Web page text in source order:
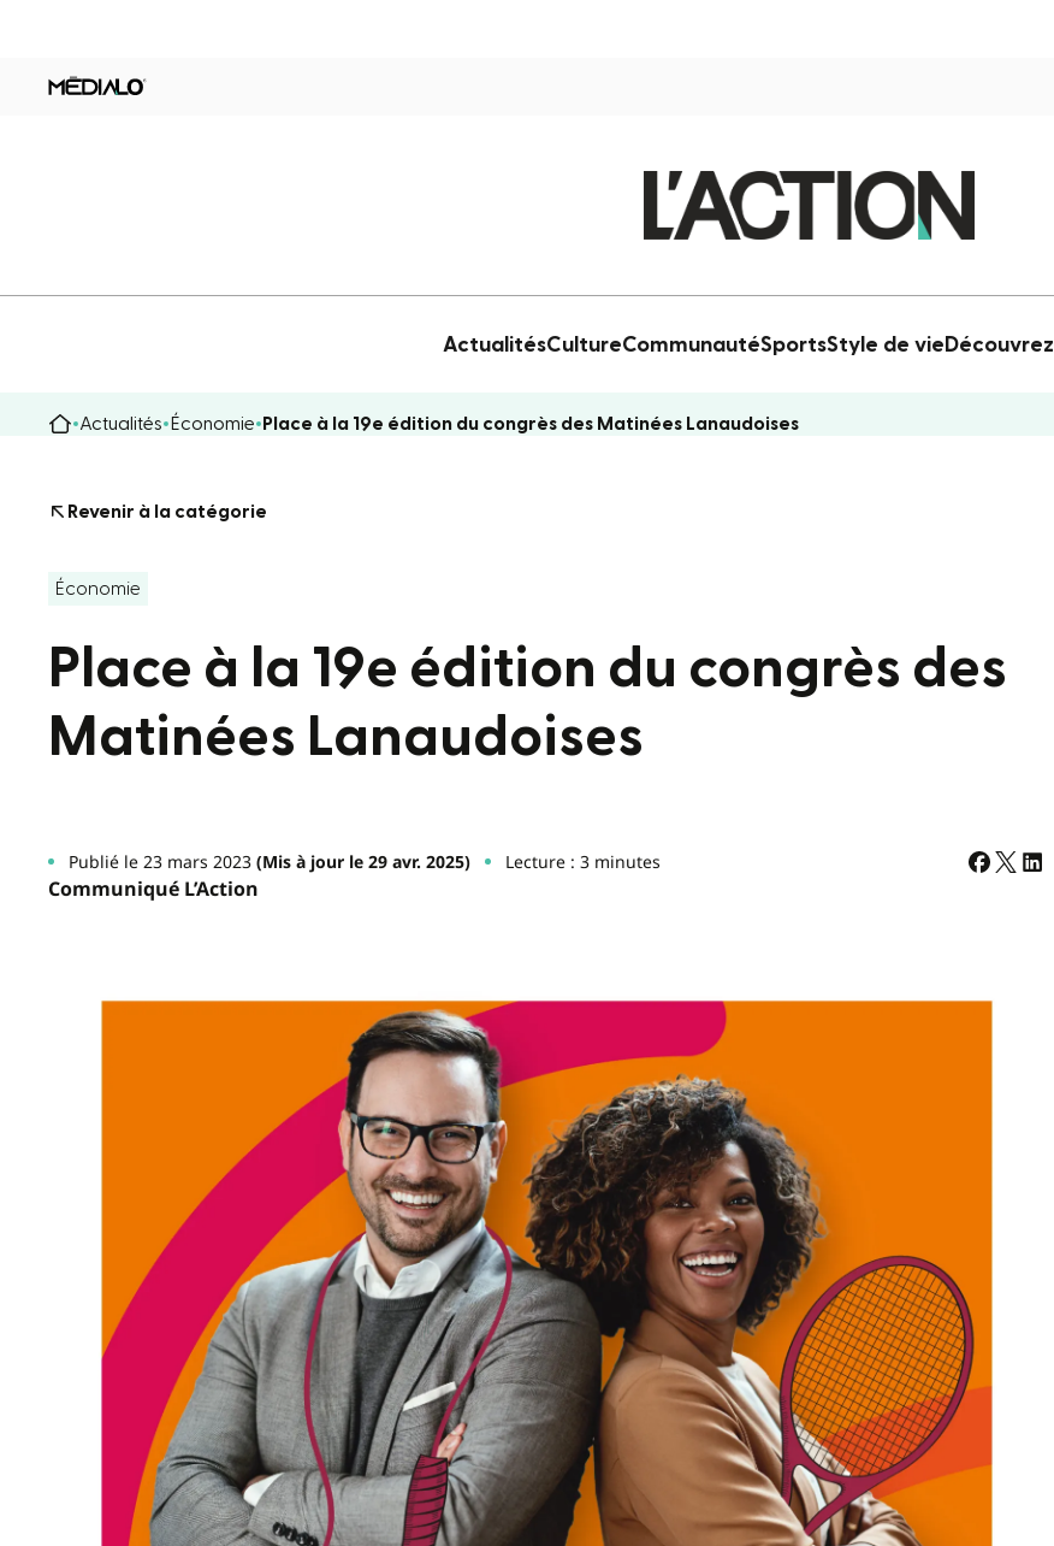
ActualitésCultureCommunautéSportsStyle de vie Découvrez
Actualités Économie Place à la 19e édition du congrès des Matinées Lanaudoises
Revenir à la catégorie
Économie
Place à la 19e édition du congrès des
Matinées Lanaudoises
Publié le 23 mars 2023(Mis à jour le 29 avr. 2025) Lecture : 3 minutes
Communiqué L’Action